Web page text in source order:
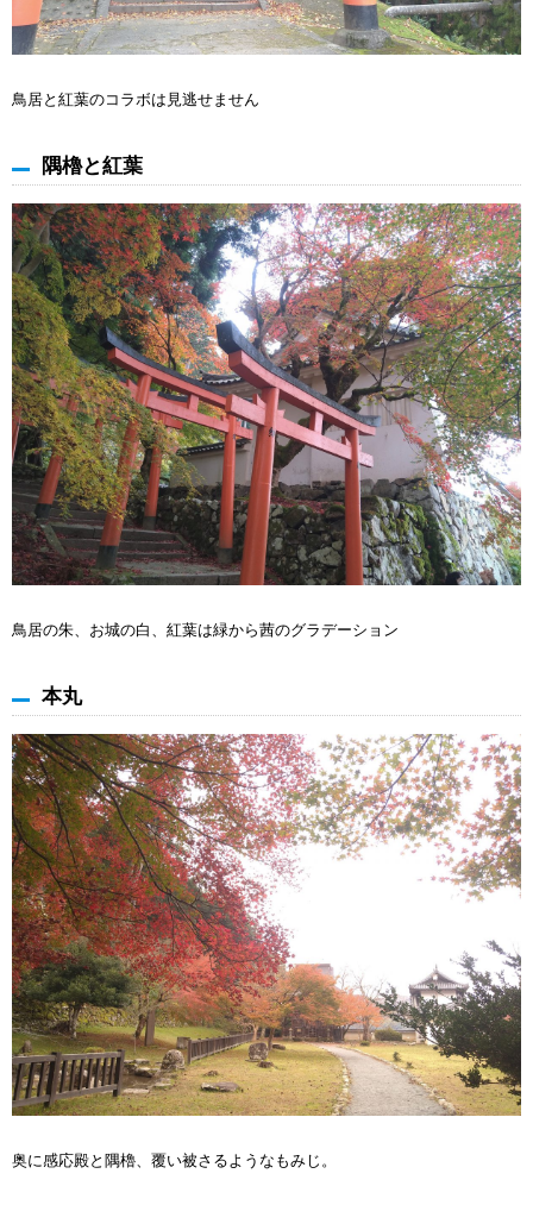
鳥居と紅葉のコラボは見逃せません
隅櫓と紅葉
鳥居の朱、お城の白、紅葉は緑から茜のグラデーション
本丸
奥に感応殿と隅櫓、覆い被さるようなもみじ。